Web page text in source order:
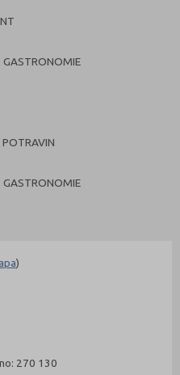
GASTRONOMIE
GASTRONOMIE
)
270 130